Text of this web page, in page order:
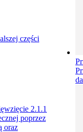
części
2.1.1
poprzez
oraz